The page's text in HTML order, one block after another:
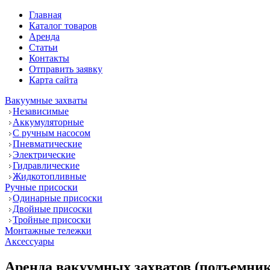
Главная
Каталог товаров
Аренда
Статьи
Контакты
Отправить заявку
Карта сайта
Вакуумные захваты
Независимые
Аккумуляторные
С ручным насосом
Пневматические
Электрические
Гидравлические
Жидкотопливные
Ручные присоски
Одинарные присоски
Двойные присоски
Тройные присоски
Монтажные тележки
Аксессуары